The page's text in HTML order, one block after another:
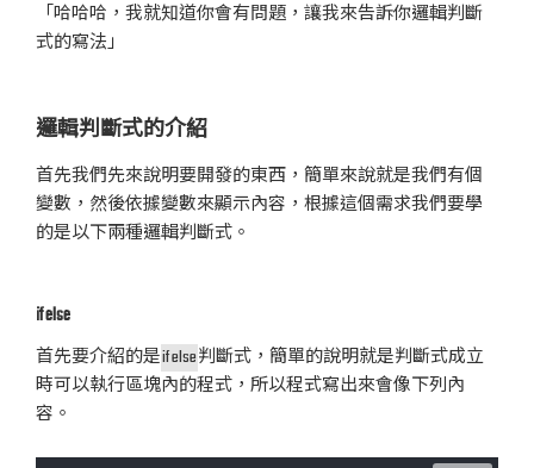
「哈哈哈，我就知道你會有問題，讓我來告訴你邏輯判斷
式的寫法」
邏輯判斷式的介紹
首先我們先來說明要開發的東西，簡單來說就是我們有個
變數，然後依據變數來顯示內容，根據這個需求我們要學
的是以下兩種邏輯判斷式。
if else
首先要介紹的是if else判斷式，簡單的說明就是判斷式成立
時可以執行區塊內的程式，所以程式寫出來會像下列內
容。